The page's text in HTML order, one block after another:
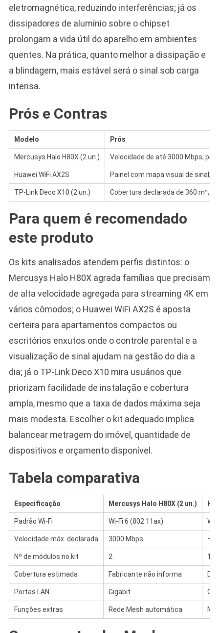
eletromagnética, reduzindo interferências; já os
dissipadores de alumínio sobre o chipset
prolongam a vida útil do aparelho em ambientes
quentes. Na prática, quanto melhor a dissipação e
a blindagem, mais estável será o sinal sob carga
intensa.
Prós e Contras
Modelo Prós
Mercusys Halo H80X (2 un.) Velocidade de até 3000 Mbps;
Huawei WiFi AX2S Painel com mapa visual de sinal;
TP-Link Deco X10 (2 un.) Cobertura declarada de 360 m²;
Para quem é recomendado
este produto
Os kits analisados atendem perfis distintos: o
Mercusys Halo H80X agrada famílias que precisam
de alta velocidade agregada para streaming 4K em
vários cômodos; o Huawei WiFi AX2S é aposta
certeira para apartamentos compactos ou
escritórios enxutos onde o controle parental e a
visualização de sinal ajudam na gestão do dia a
dia; já o TP-Link Deco X10 mira usuários que
priorizam facilidade de instalação e cobertura
ampla, mesmo que a taxa de dados máxima seja
mais modesta. Escolher o kit adequado implica
balancear metragem do imóvel, quantidade de
dispositivos e orçamento disponível.
Tabela comparativa
Especificação Mercusys Halo H80X (2 un.)
Padrão Wi-Fi Wi-Fi 6 (802.11ax) Wi-
Velocidade máx. declarada 3000 Mbps —
Nº de módulos no kit 2 1
Cobertura estimada Fabricante não informa
Portas LAN Gigabit
Funções extras Rede Mesh automática